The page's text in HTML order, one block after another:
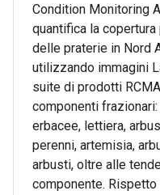
Condition Monitoring
quantifica la
delle praterie in Nord
utilizzando immagini
suite di prodotti
componenti
erbacee, lettiera,
perenni, artemisia,
arbusti, oltre alle
componente.